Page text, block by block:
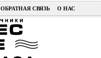
ОБРАТНАЯ СВЯЗЬ О НАС